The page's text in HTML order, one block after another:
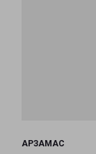
АРЗАМАС